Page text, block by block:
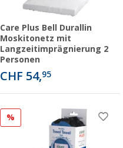
Care Plus Bell Durallin
Moskitonetz mit
Langzeitimprägnierung 2
Personen
CHF 54,95
%